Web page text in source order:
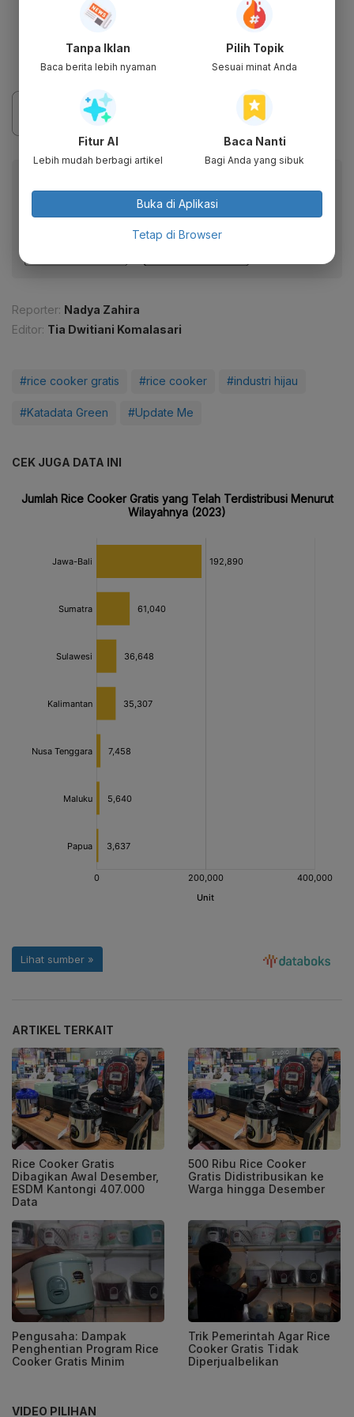
Dapatkan pengalaman membaca lebih nyaman dan nikmati
fitur menarik lainnya lewat aplikasi mobile Katadata.
Reporter: Nadya Zahira
Editor: Tia Dwitiani Komalasari
#rice cooker gratis #rice cooker #industri hijau
#Katadata Green #Update Me
CEK JUGA DATA INI
ARTIKEL TERKAIT
Rice Cooker Gratis
Dibagikan Awal Desember,
ESDM Kantongi 407.000
Data
500 Ribu Rice Cooker
Gratis Didistribusikan ke
Warga hingga Desember
Pengusaha: Dampak
Penghentian Program Rice
Cooker Gratis Minim
Trik Pemerintah Agar Rice
Cooker Gratis Tidak
Diperjualbelikan
VIDEO PILIHAN
Tanpa Iklan
Baca berita lebih nyaman
Pilih Topik
Sesuai minat Anda
Fitur AI
Lebih mudah berbagi artikel
Baca Nanti
Bagi Anda yang sibuk
Buka di Aplikasi
Tetap di Browser